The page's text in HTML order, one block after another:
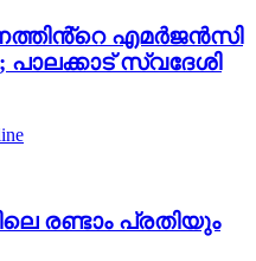
എമര്‍ജന്‍സി
സ്വദേശി
രണ്ടാം പ്രതിയും